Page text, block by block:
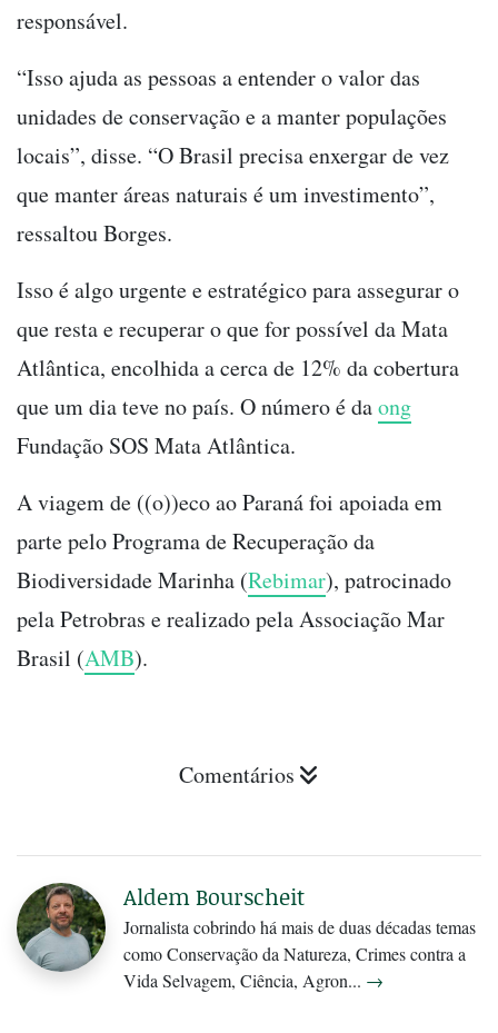
responsável.
“Isso ajuda as pessoas a entender o valor das
unidades de conservação e a manter populações
locais”, disse. “O Brasil precisa enxergar de vez
que manter áreas naturais é um investimento”,
ressaltou Borges.
Isso é algo urgente e estratégico para assegurar o
que resta e recuperar o que for possível da Mata
Atlântica, encolhida a cerca de 12% da cobertura
que um dia teve no país. O número é daong
Fundação SOS Mata Atlântica.
A viagem de ((o))eco ao Paraná foi apoiada em
parte pelo Programa de Recuperação da
Biodiversidade Marinha (Rebimar), patrocinado
pela Petrobras e realizado pela Associação Mar
Brasil (AMB).
Comentários
Aldem Bourscheit
Jornalista cobrindo há mais de duas décadas temas
como Conservação da Natureza, Crimes contra a
Vida Selvagem, Ciência, Agron... →